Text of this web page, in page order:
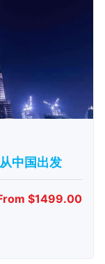
中国出发
$1499.00